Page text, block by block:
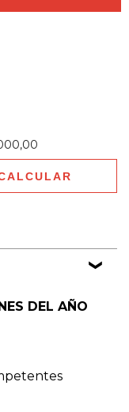
CAMBIAR CP
DEL AÑO